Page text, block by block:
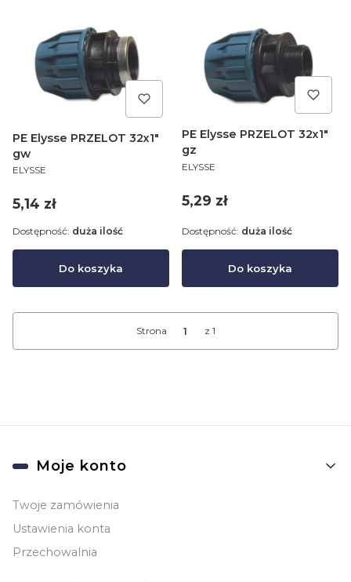
PE Elysse PRZELOT 32x1"
gw
PRODUCENT
ELYSSE
Cena
5,14 zł
Do koszyka
Dostępność: duża ilość
PE Elysse PRZELOT 32x1"
gz
PRODUCENT
ELYSSE
Cena
5,29 zł
Do koszyka
Dostępność: duża ilość
Strona z 1
Linki w stopce
Moje konto
Twoje zamówienia
Ustawienia konta
Przechowalnia